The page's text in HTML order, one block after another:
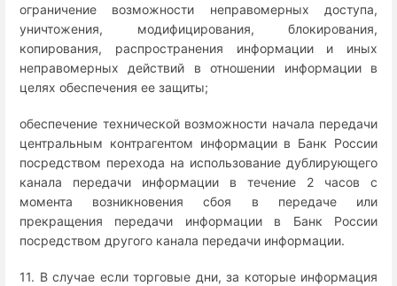
ограничение возможности неправомерных доступа,
уничтожения, модифицирования, блокирования,
копирования, распространения информации и иных
неправомерных действий в отношении информации в
целях обеспечения ее защиты;
обеспечение технической возможности начала передачи
центральным контрагентом информации в Банк России
посредством перехода на использование дублирующего
канала передачи информации в течение 2 часов с
момента возникновения сбоя в передаче или
прекращения передачи информации в Банк России
посредством другого канала передачи информации.
11. В случае если торговые дни, за которые информация